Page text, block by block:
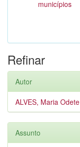
municípios
Refinar
Autor
ALVES, Maria Odete
Assunto